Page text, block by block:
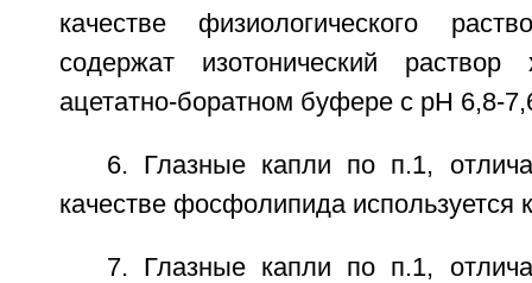
качестве физиологического
содержат изотонический
ацетатно-боратном буфере с рН 6,8-
6. Глазные капли по п.1,
качестве фосфолипида используется
7. Глазные капли по п.1,